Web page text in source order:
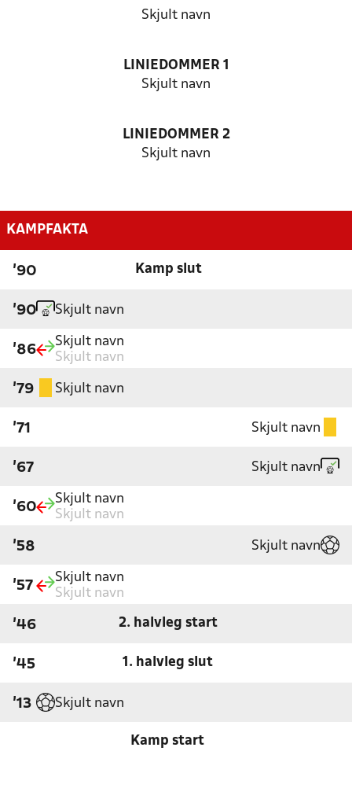
Skjult navn
LINIEDOMMER 1
Skjult navn
LINIEDOMMER 2
Skjult navn
KAMPFAKTA
'90 Kamp slut
'90 Skjult navn
'86
Skjult navn
Skjult navn
'79 Skjult navn
'71 Skjult navn
'67 Skjult navn
'60
Skjult navn
Skjult navn
'58 Skjult navn
'57
Skjult navn
Skjult navn
'46 2. halvleg start
'45 1. halvleg slut
'13 Skjult navn
Kamp start